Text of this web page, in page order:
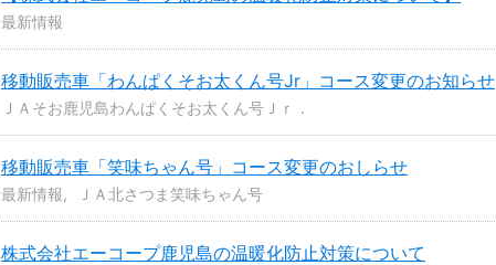
最新情報
移動販売車「わんぱくそお太くん号Jr」コース変更のお知らせ
ＪＡそお鹿児島わんぱくそお太くん号Ｊｒ．
移動販売車「笑味ちゃん号」コース変更のおしらせ
最新情報 ＪＡ北さつま笑味ちゃん号
株式会社エーコープ鹿児島の温暖化防止対策について